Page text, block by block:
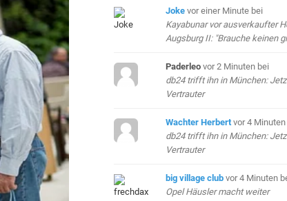
Joke vor einer Minutebei
Kayabunar vor ausverkaufter
Augsburg II: "Brauche keinen
Paderleo vor 2 Minuten bei
db24 trifft ihn in München:
Vertrauter
Wachter Herbert vor 4 Minuten
db24 trifft ihn in München:
Vertrauter
big village club vor 4 Minuten
Opel Häusler macht weiter